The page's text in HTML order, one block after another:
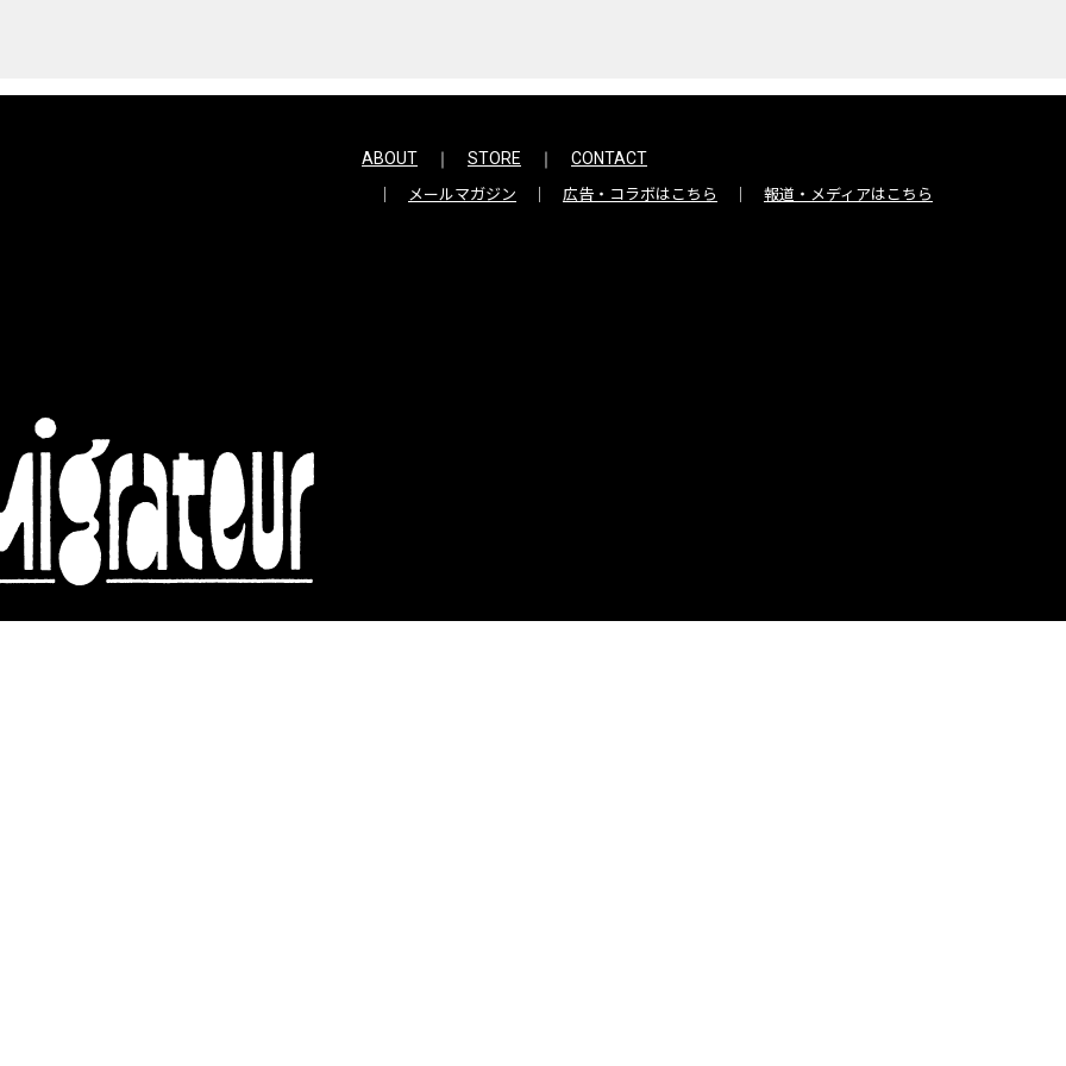
ABOUT STORE CONTACT
メールマガジン 広告・コラボはこちら 報道・メディアはこちら